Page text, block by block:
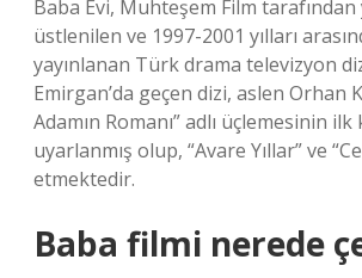
Baba Evi, Muhteşem Film tarafından
üstlenilen ve 1997-2001 yılları
yayınlanan Türk drama televizyon
Emirgan’da geçen dizi, aslen Orhan
Adamın Romanı” adlı üçlemesinin ilk
uyarlanmış olup, “Avare Yıllar” ve
etmektedir.
Baba filmi nerede